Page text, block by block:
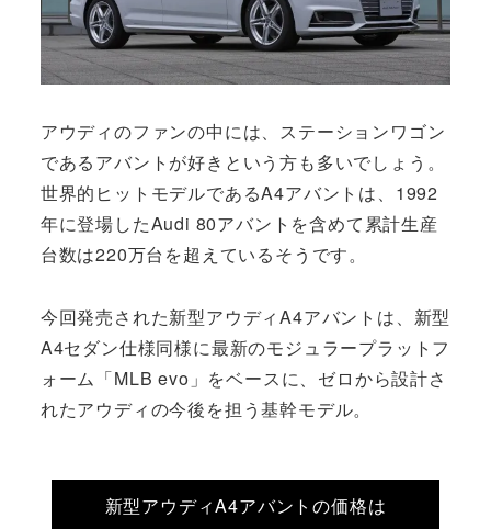
アウディのファンの中には、ステーションワゴン
であるアバントが好きという方も多いでしょう。
世界的ヒットモデルであるA4アバントは、1992
年に登場したAudi 80アバントを含めて累計生産
台数は220万台を超えているそうです。
今回発売された新型アウディA4アバントは、新型
A4セダン仕様同様に最新のモジュラープラットフ
ォーム「MLB evo」をベースに、ゼロから設計さ
れたアウディの今後を担う基幹モデル。
新型アウディA4アバントの価格は